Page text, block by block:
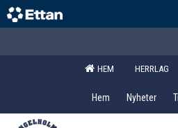
HEM HERRLAG
Hem Nyheter